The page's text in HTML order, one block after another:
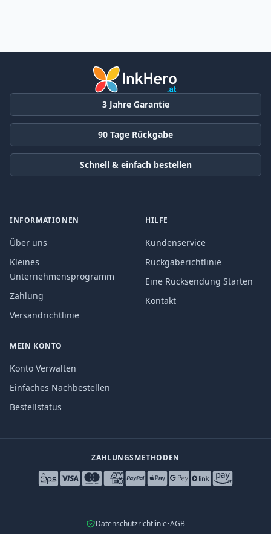
3 Jahre Garantie
90 Tage Rückgabe
Schnell & einfach bestellen
INFORMATIONEN
Über uns
Kleines
Unternehmensprogramm
Zahlung
Versandrichtlinie
HILFE
Kundenservice
Rückgaberichtlinie
Eine Rücksendung Starten
Kontakt
MEIN KONTO
Konto Verwalten
Einfaches Nachbestellen
Bestellstatus
ZAHLUNGSMETHODEN
Datenschutzrichtlinie•AGB